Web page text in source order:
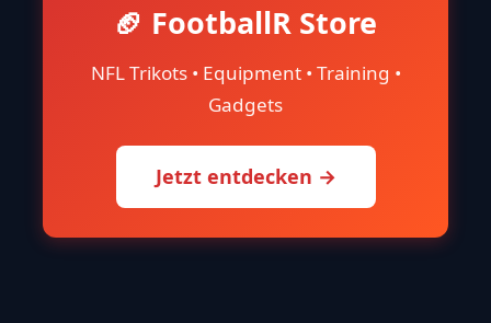
🏈 FootballR Store
NFL Trikots • Equipment • Training •
Gadgets
Jetzt entdecken →